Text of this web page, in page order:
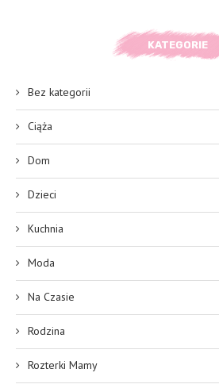
KATEGORIE
Bez kategorii
Ciąża
Dom
Dzieci
Kuchnia
Moda
Na Czasie
Rodzina
Rozterki Mamy